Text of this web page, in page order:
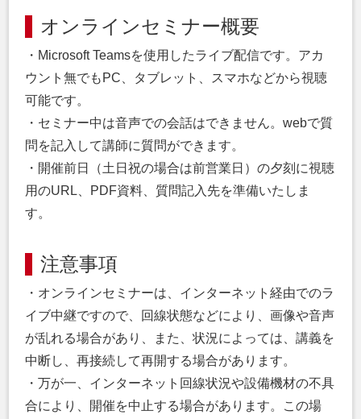
オンラインセミナー概要
・Microsoft Teamsを使用したライブ配信です。アカ
ウント無でもPC、タブレット、スマホなどから視聴
可能です。
・セミナー中は音声での会話はできません。webで質
問を記入して講師に質問ができます。
・開催前日（土日祝の場合は前営業日）の夕刻に視聴
用のURL、PDF資料、質問記入先を準備いたしま
す。
注意事項
・オンラインセミナーは、インターネット経由でのラ
イブ中継ですので、回線状態などにより、画像や音声
が乱れる場合があり、また、状況によっては、講義を
中断し、再接続して再開する場合があります。
・万が一、インターネット回線状況や設備機材の不具
合により、開催を中止する場合があります。この場